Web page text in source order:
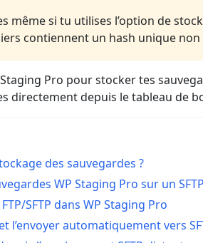
même si tu utilises l’option de
contiennent un hash unique non
Pro pour stocker tes
directement depuis le tableau de
des sauvegardes ?
WP Staging Pro sur un
SFTP dans WP Staging Pro
l’envoyer automatiquement vers